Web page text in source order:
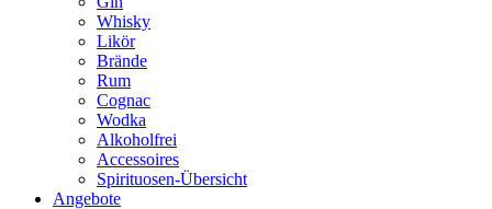
Whisky
Likör
Brände
Rum
Cognac
Wodka
Alkoholfrei
Accessoires
Spirituosen-Übersicht
Angebote